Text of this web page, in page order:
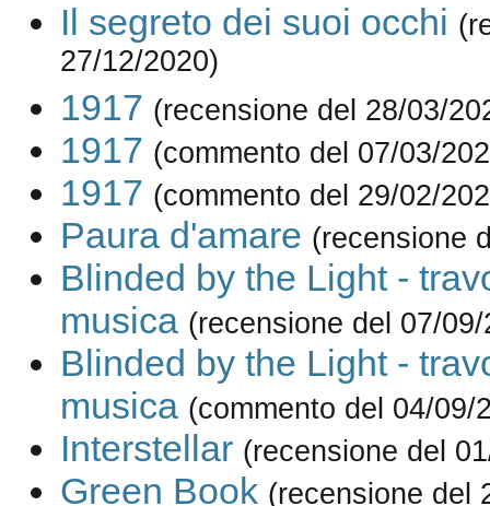
Il segreto dei suoi occhi
27/12/2020)
1917 (recensione del 28/03/
1917 (commento del 07/03/
1917 (commento del 29/02/
Paura d'amare (recensione
Blinded by the Light -
musica (recensione del 07/
Blinded by the Light -
musica (commento del 04/09/
Interstellar (recensione del
Green Book (recensione del